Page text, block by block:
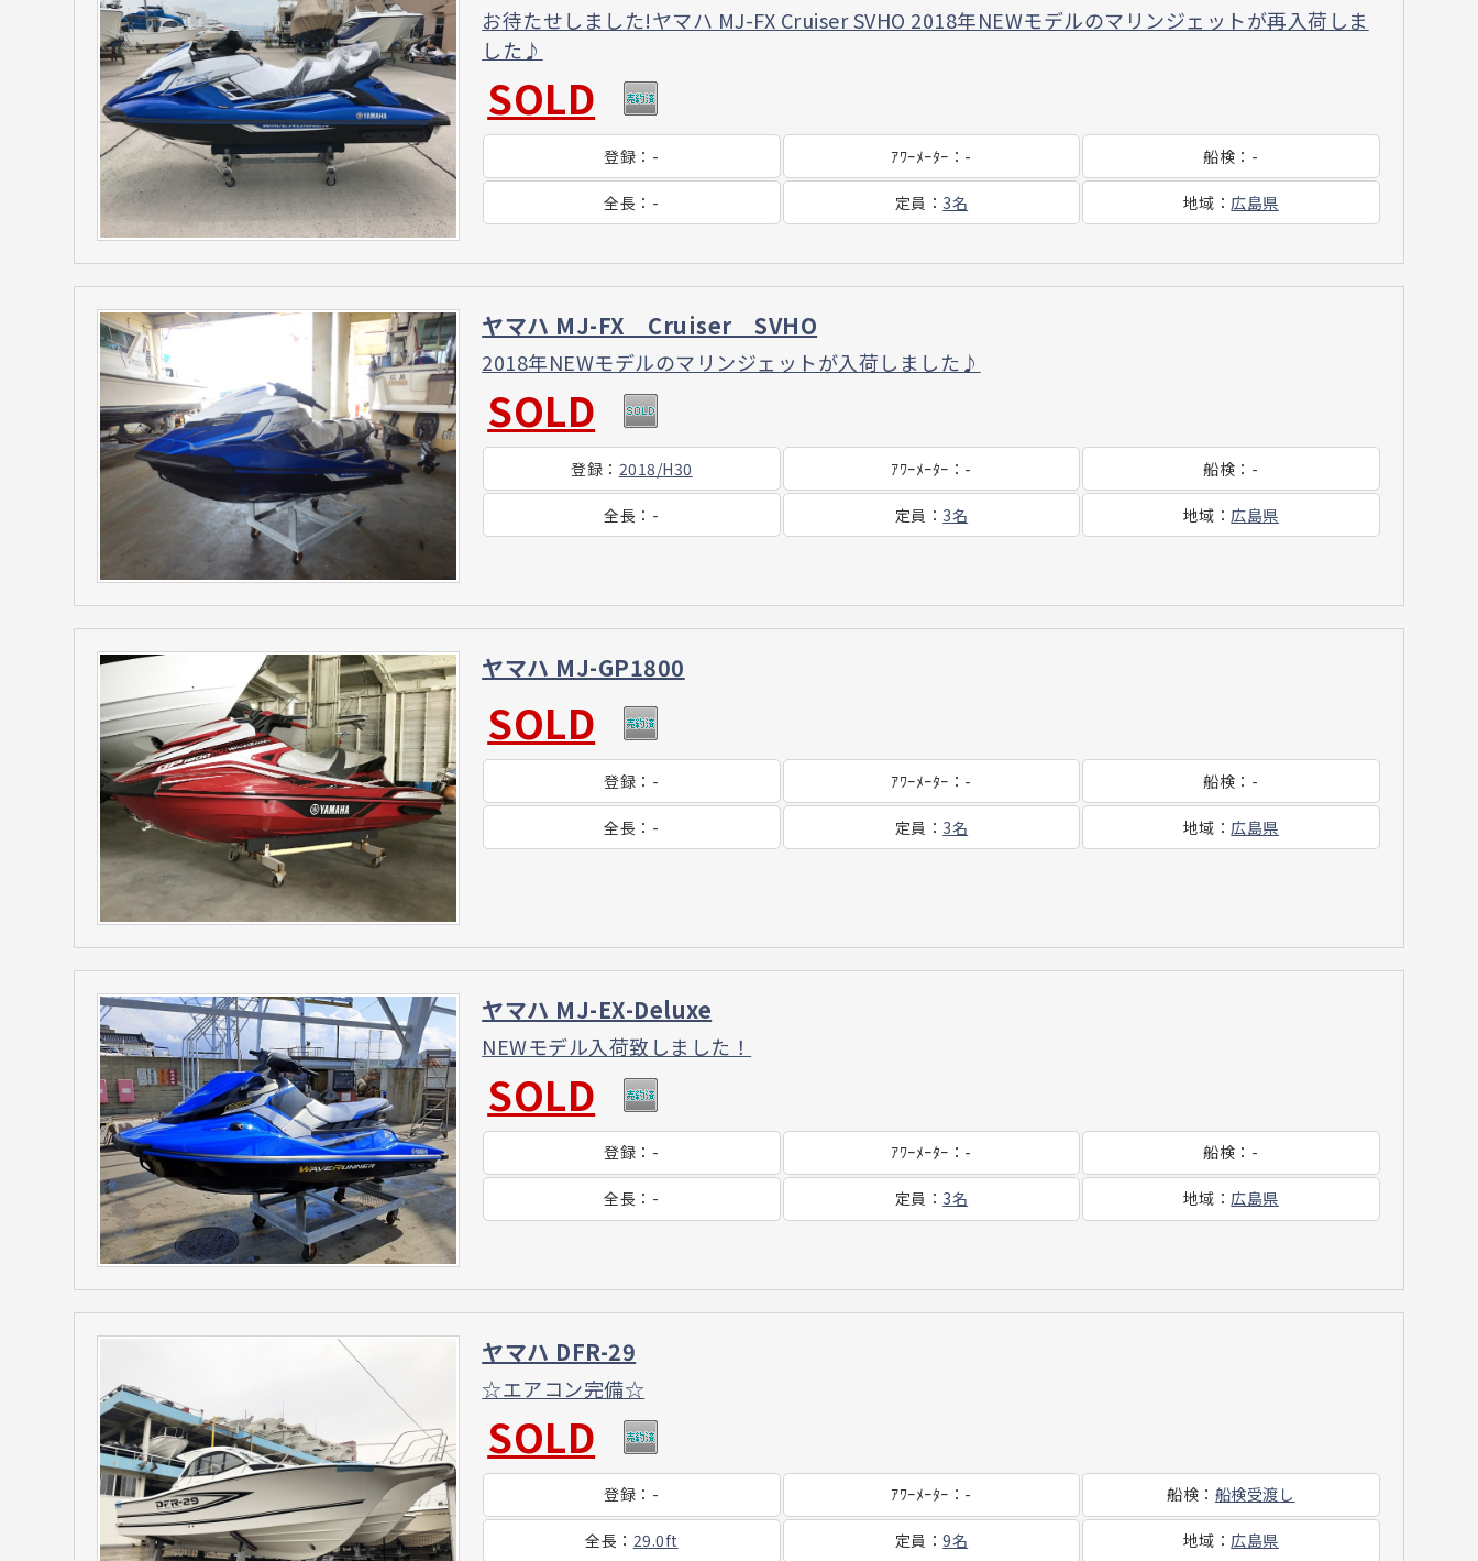
お待たせしました!ヤマハ MJ-FX Cruiser SVHO 2018年NEWモデルのマリンジェットが再入荷しま
した♪
SOLD
登録 ： - ｱﾜｰﾒｰﾀｰ ： - 船検 ： -
全長 ： - 定員 ： 3名 地域 ： 広島県
ヤマハ MJ-FX Cruiser SVHO
2018年NEWモデルのマリンジェットが入荷しました♪
SOLD
登録 ： 2018/H30 ｱﾜｰﾒｰﾀｰ ： - 船検 ： -
全長 ： - 定員 ： 3名 地域 ： 広島県
ヤマハ MJ-GP1800
SOLD
登録 ： - ｱﾜｰﾒｰﾀｰ ： - 船検 ： -
全長 ： - 定員 ： 3名 地域 ： 広島県
ヤマハ MJ-EX-Deluxe
NEWモデル入荷致しました！
SOLD
登録 ： - ｱﾜｰﾒｰﾀｰ ： - 船検 ： -
全長 ： - 定員 ： 3名 地域 ：広島県
ヤマハ DFR-29
☆エアコン完備☆
SOLD
登録 ： - ｱﾜｰﾒｰﾀｰ ： - 船検 ： 船検受渡し
全長 ： 29.0ft 定員 ：9名 地域 ：広島県